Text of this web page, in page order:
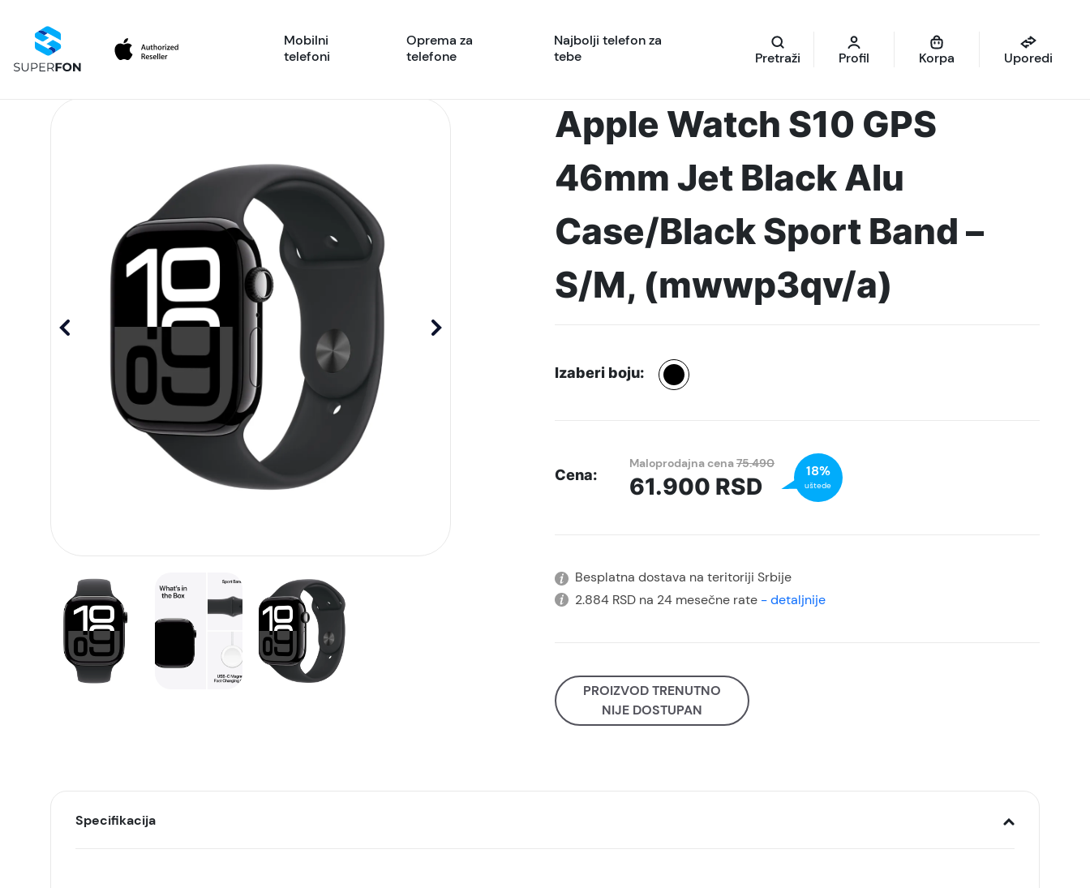
Mobilni
telefoni
Oprema za
telefone
Najbolji telefon za
tebe
Pretraži Profil Korpa Uporedi
Apple Watch S10 GPS
46mm Jet Black Alu
Case/Black Sport Band –
S/M, (mwwp3qv/a)
Izaberi boju:
Cena:
Maloprodajna cena75.490
61.900 RSD
18%
uštede
Besplatna dostava na teritoriji Srbije
2.884 RSD na 24 mesečne rate- detaljnije
PROIZVOD TRENUTNO
NIJE DOSTUPAN
Specifikacija